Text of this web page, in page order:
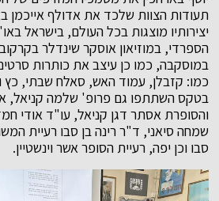
תעודות הצוות שלכד את אדולף אייכמן
יצירותיו מוצגות בכל העולם, בישראל
הספרדי, במוזיאון אוסקר שינדלר בקרקוב
במוסקבה, כמו כן עיצב את כותרות
כמו: קזבלן, עמוד האש, סאלח שבתי, כץ
בטקס השתתפו גם פרופ' שלמה קניאל,
והסופרת אסתר דגן קניאל, עו"ד אודי
שמחה סיאני, ד"ר רינה בן סבו רעיית
סבו וכן יפה, רעיית הסופר אשר וינשטיין.